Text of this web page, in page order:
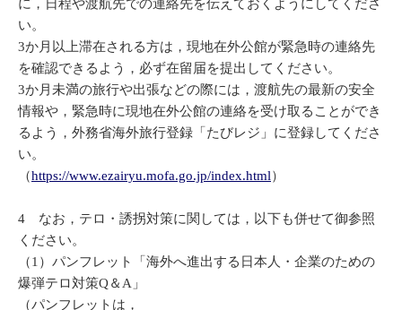
に，日程や渡航先での連絡先を伝えておくようにしてくださ
い。
3か月以上滞在される方は，現地在外公館が緊急時の連絡先
を確認できるよう，必ず在留届を提出してください。
3か月未満の旅行や出張などの際には，渡航先の最新の安全
情報や，緊急時に現地在外公館の連絡を受け取ることができ
るよう，外務省海外旅行登録「たびレジ」に登録してくださ
い。
（https://www.ezairyu.mofa.go.jp/index.html）
4 なお，テロ・誘拐対策に関しては，以下も併せて御参照
ください。
（1）パンフレット「海外へ進出する日本人・企業のための
爆弾テロ対策Q＆A」
（パンフレットは，